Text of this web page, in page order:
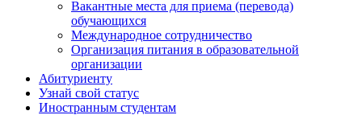
Вакантные места для приема (перевода)
обучающихся
Международное сотрудничество
Организация питания в образовательной
организации
Абитуриенту
Узнай свой статус
Иностранным студентам